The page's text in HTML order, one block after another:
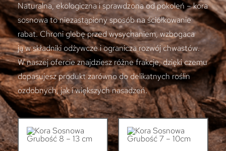
Naturalna, ekologiczna i sprawdzona od pokoleń – kora
sosnowa to niezastąpiony sposób na ściółkowanie
rabat. Chroni glebę przed wysychaniem, wzbogaca
ją w składniki odżywcze i ogranicza rozwój chwastów.
W naszej ofercie znajdziesz różne frakcje, dzięki czemu
dopasujesz produkt zarówno do delikatnych roślin
ozdobnych, jak i większych nasadzeń.